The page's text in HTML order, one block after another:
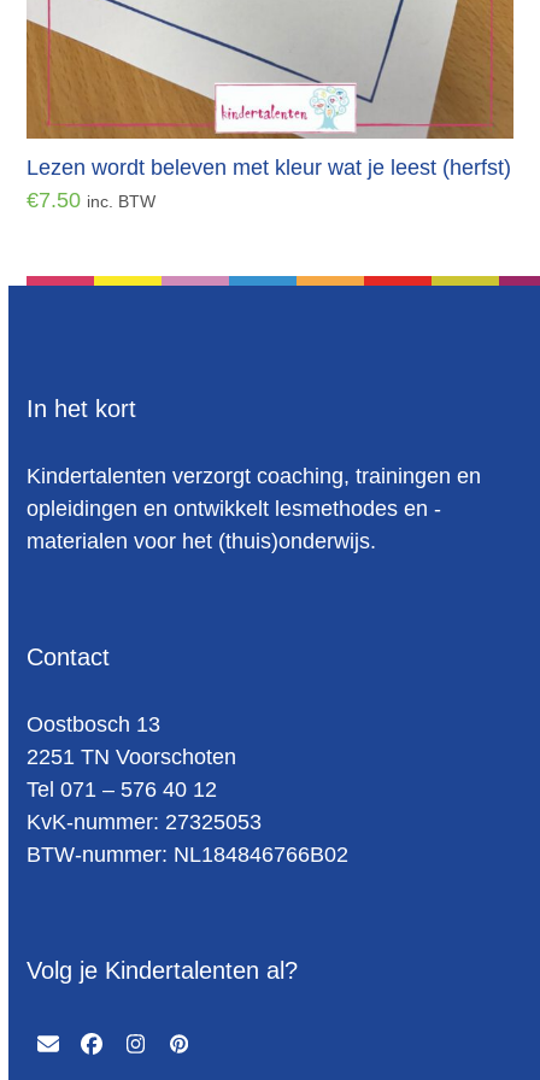
Lezen wordt beleven met kleur wat je leest (herfst)
€7.50 inc. BTW
In het kort
Kindertalenten verzorgt coaching, trainingen en
opleidingen en ontwikkelt lesmethodes en -
materialen voor het (thuis)onderwijs.
Contact
Oost­bosch 13
2251 TN Voorschoten
Tel 071 – 576 40 12
KvK-nummer: 27325053
BTW-num­mer: NL184846766B02
Volg je Kindertalenten al?
EmailFacebook
Instagram
Pinterest